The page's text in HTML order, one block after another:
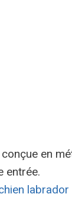
en
entrée.
labrador